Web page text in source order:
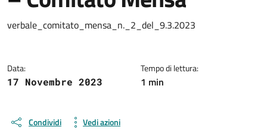
Dettagli del documento
verbale_comitato_mensa_n._2_del_9.3.2023
Data:
17 Novembre 2023
Tempo di lettura:
1 min
Condividi Vedi azioni